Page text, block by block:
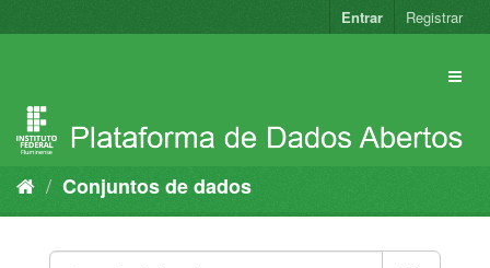
para
Entrar Registrar
Conjuntos de dados